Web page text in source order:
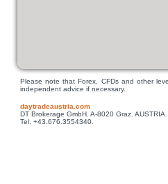
Please note that Forex, CFDs and other
independent advice if necessary.
daytradeaustria.com
DT Brokerage GmbH. A-8020 Graz.
Tel. +43.676.3554340.